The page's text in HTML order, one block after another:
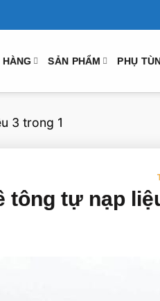
SẢN PHẨM PHỤ
3 trong 1
tông tự nạp